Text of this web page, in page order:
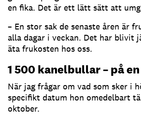
en fika. Det är ett lätt sätt att
– En stor sak de senaste åren är
alla dagar i veckan. Det har blivit
äta frukosten hos oss.
1 500 kanelbullar – på
När jag frågar om vad som sker i
specifikt datum hon omedelbart
oktober.